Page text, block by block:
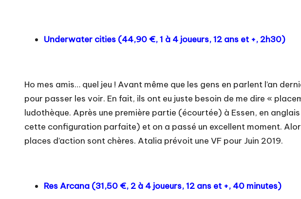
Underwater cities (44,90 €, 1 à 4 joueurs, 12 ans et +, 2h30)
Ho mes amis… quel jeu ! Avant même que les gens en parlent l’an
pour passer les voir. En fait, ils ont eu juste besoin de me dire «
ludothèque. Après une première partie (écourtée) à Essen, en
cette configuration parfaite) et on a passé un excellent moment.
places d’action sont chères. Atalia prévoit une VF pour Juin 2019.
Res Arcana (31,50 €, 2 à 4 joueurs, 12 ans et +, 40 minutes)